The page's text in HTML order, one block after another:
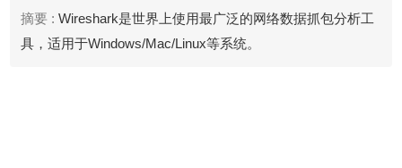
摘要 : Wireshark是世界上使用最广泛的网络数据抓包分析工
具，适用于Windows/Mac/Linux等系统。